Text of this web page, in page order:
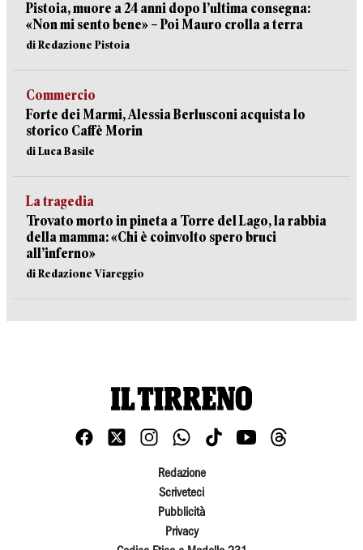
Pistoia, muore a 24 anni dopo l’ultima consegna:
«Non mi sento bene» – Poi Mauro crolla a terra
di Redazione Pistoia
Commercio
Forte dei Marmi, Alessia Berlusconi acquista lo
storico Caffè Morin
di Luca Basile
La tragedia
Trovato morto in pineta a Torre del Lago, la rabbia
della mamma: «Chi è coinvolto spero bruci
all’inferno»
di Redazione Viareggio
Redazione
Scriveteci
Pubblicità
Privacy